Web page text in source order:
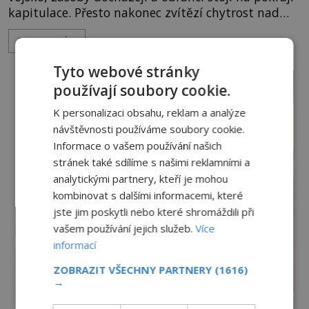
kapitulace. Přesto nakonec zvítězí chytrost nad
hrubou silou. Podle staré německé legendy vypustí
obyvatelé za hradby dobře živeného králíka, aby
zásoby a každý den znamená další porci strádá
ZOBRAZIT VÍCE
Tyto webové stránky
používají soubory cookie.
K personalizaci obsahu, reklam a analýze
návštěvnosti používáme soubory cookie.
Informace o vašem používání našich
stránek také sdílíme s našimi reklamními a
analytickými partnery, kteří je mohou
kombinovat s dalšími informacemi, které
jste jim poskytli nebo které shromáždili při
vašem používání jejich služeb.Více
informací
ZOBRAZIT VŠECHNY PARTNERY (1616)
→